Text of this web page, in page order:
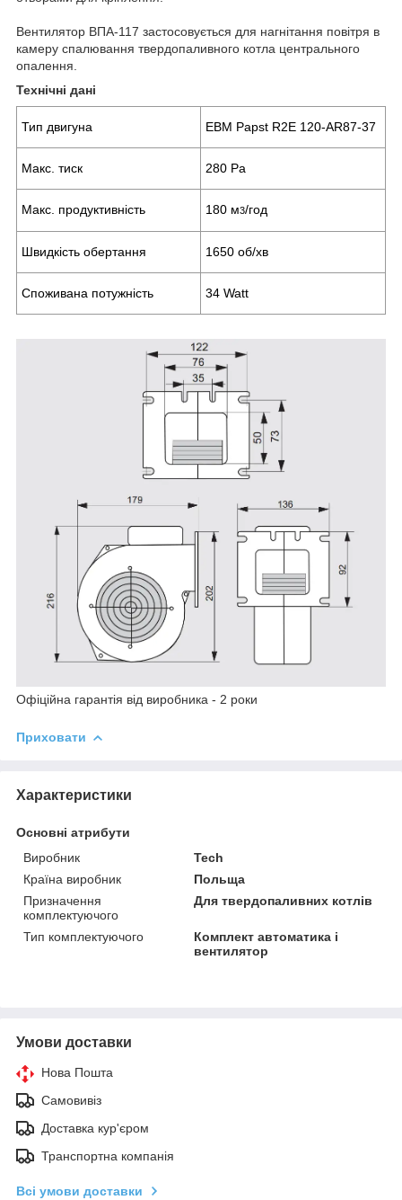
Вентилятор ВПА-117 застосовується для нагнітання повітря в
камеру спалювання твердопаливного котла центрального
опалення.
Технічні дані
Тип двигуна EBM Papst R2E 120-AR87-37
Макс. тиск 280 Pa
Макс. продуктивність 180 м3/год
Швидкість обертання 1650 об/хв
Споживана потужність 34 Watt
Офіційна гарантія від виробника - 2 роки
Приховати
Характеристики
Основні атрибути
Виробник
Tech
Країна виробник
Польща
Призначення
комплектуючого
Для твердопаливних котлів
Тип комплектуючого
Комплект автоматика і
вентилятор
Умови доставки
Нова Пошта
Самовивіз
Доставка кур'єром
Транспортна компанія
Всі умови доставки